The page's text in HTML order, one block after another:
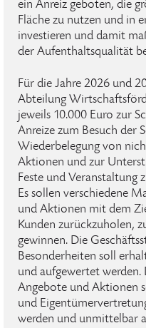
ein Anreiz geboten, die
Fläche zu nutzen und in
investieren und damit
der Aufenthaltsqualität
Für die Jahre 2026 und
Abteilung
jeweils 10.000 Euro zur
Anreize zum Besuch der
Wiederbelegung von
Aktionen und zur
Feste und Veranstaltung
Es sollen verschiedene
und Aktionen mit dem
Kunden zurückzuholen,
gewinnen. Die
Besonderheiten soll
und aufgewertet werden.
Angebote und Aktionen
und
werden und unmittelbar